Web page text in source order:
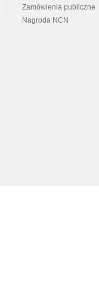
Zamówienia publiczne
Nagroda NCN